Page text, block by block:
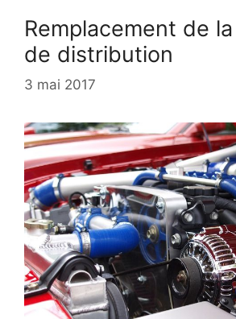
Remplacement de
de distribution
3 mai 2017